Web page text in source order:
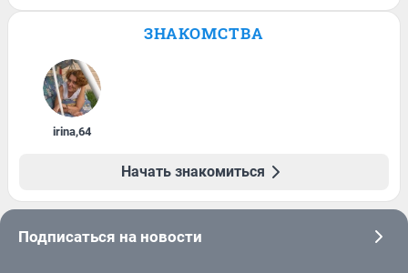
ЗНАКОМСТВА
irina,64
Начать знакомиться
Подписаться на новости